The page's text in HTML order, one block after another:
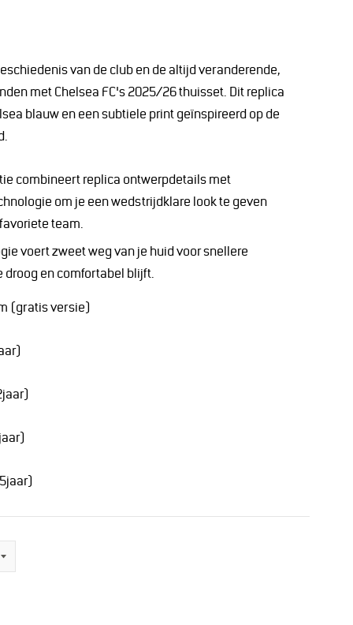
van de club en de altijd veranderende,
met Chelsea FC's 2025/26 thuisset. Dit replica
blauw en een subtiele print geïnspireerd op de
combineert replica ontwerpdetails met
om je een wedstrijdklare look te geven
team.
voert zweet weg van je huid voor snellere
droog en comfortabel blijft.
(gratis versie)